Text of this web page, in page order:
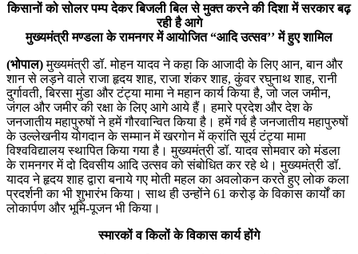
किसानों को सोलर पम्प देकर बिजली बिल से मुक्त करने की दिशा में सरकार बढ़
रही है आगे
मुख्यमंत्री मण्डला के रामनगर में आयोजित “आदि उत्सव’’ में हुए शामिल
(भोपाल)मुख्यमंत्री डॉ. मोहन यादव ने कहा कि आजादी के लिए आन, बान और
शान से लड़ने वाले राजा हृदय शाह, राजा शंकर शाह, कुंवर रघुनाथ शाह, रानी
दुर्गावती, बिरसा मुंडा और टंट्या मामा ने महान कार्य किया है, जो जल जमीन,
जंगल और जमीर की रक्षा के लिए आगे आये हैं। हमारे प्रदेश और देश के
जनजातीय महापुरुषों ने हमें गौरवान्वित किया है। हमें गर्व है जनजातीय महापुरुषों
के उल्लेखनीय योगदान के सम्मान में खरगोन में क्रांति सूर्य टंट्या मामा
विश्वविद्यालय स्थापित किया गया है। मुख्यमंत्री डॉ. यादव सोमवार को मंडला
के रामनगर में दो दिवसीय आदि उत्सव को संबोधित कर रहे थे। मुख्यमंत्री डॉ.
यादव ने हृदय शाह द्वारा बनाये गए मोती महल का अवलोकन करते हुए लोक कला
प्रदर्शनी का भी शुभारंभ किया। साथ ही उन्होंने 61 करोड़ के विकास कार्यों का
लोकार्पण और भूमि-पूजन भी किया।
स्मारकों व किलों के विकास कार्य होंगे